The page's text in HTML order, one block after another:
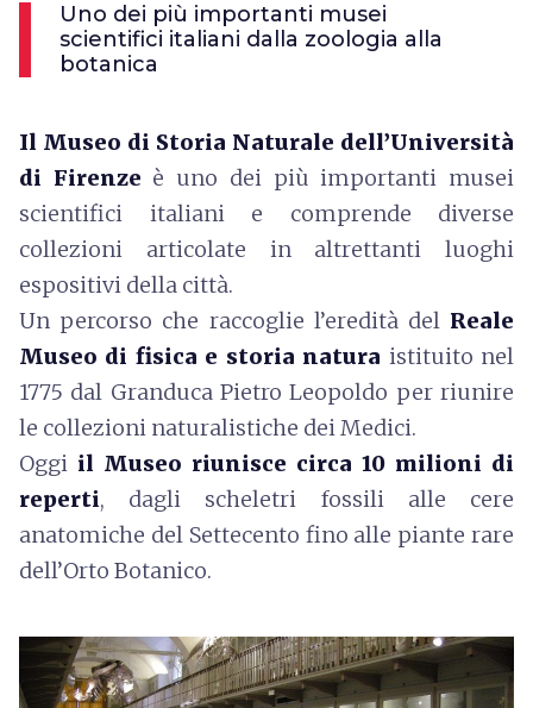
Uno dei più importanti musei
scientifici italiani dalla zoologia alla
botanica
Il Museo di Storia Naturale dell’Università
di Firenze è uno dei più importanti musei
scientifici italiani e comprende diverse
collezioni articolate in altrettanti luoghi
espositivi della città.
Un percorso che raccoglie l’eredità del Reale
Museo di fisica e storia natura istituito nel
1775 dal Granduca Pietro Leopoldo per riunire
le collezioni naturalistiche dei Medici.
Oggi il Museo riunisce circa 10 milioni di
reperti, dagli scheletri fossili alle cere
anatomiche del Settecento fino alle piante rare
dell’Orto Botanico.